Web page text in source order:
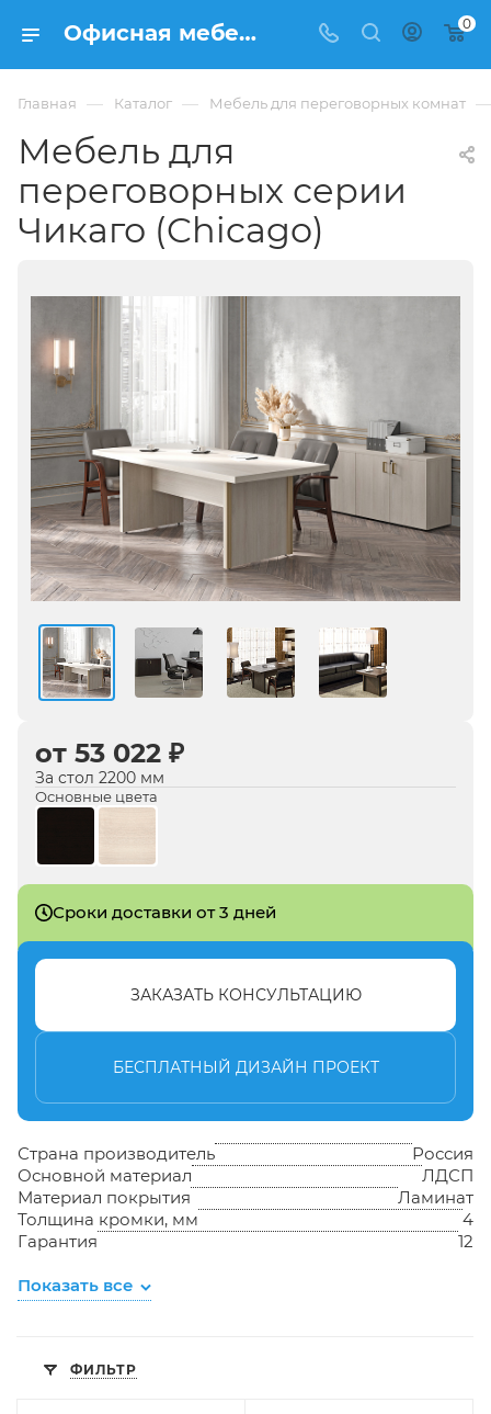
Офисная мебель для переговорных серии Чикаго (Chicago) по цене от 53022 руб (За стол 2200 мм) - интернет-магазин ФРАНКОМ 0
Главная — Каталог — Мебель для переговорных комнат —
Мебель для
переговорных серии
Чикаго (Chicago)
от 53 022 ₽
За стол 2200 мм
Основные цвета
Сроки доставки от 3 дней
ЗАКАЗАТЬ КОНСУЛЬТАЦИЮ
БЕСПЛАТНЫЙ ДИЗАЙН ПРОЕКТ
Страна производитель
Россия
Основной материал
ЛДСП
Материал покрытия
Ламинат
Толщина кромки, мм
4
Гарантия
12
Показать все
ФИЛЬТР